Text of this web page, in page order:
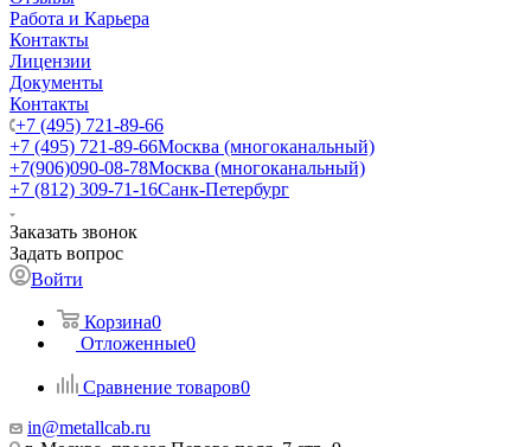
Работа и Карьера
Контакты
Лицензии
Документы
Контакты
+7 (495) 721-89-66
+7 (495) 721-89-66Москва (многоканальный)
+7(906)090-08-78Москва (многоканальный)
+7 (812) 309-71-16Санк-Петербург
Заказать звонок
Задать вопрос
Войти
Корзина0
Отложенные0
Сравнение товаров0
in@metallcab.ru